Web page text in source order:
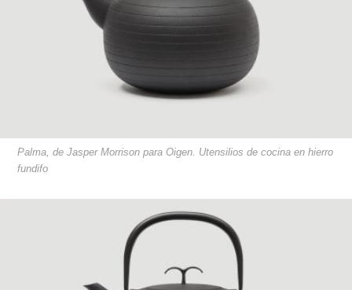
Palma, de Jasper Morrison para Oigen. Utensilios de cocina en hierro
fundifo